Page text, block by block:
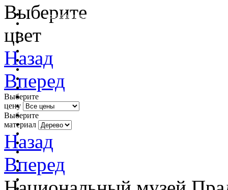
очистить фильтр цвета
Выберите
цвет
Назад
Вперед
Выберите
цену
Выберите
материал
Назад
Вперед